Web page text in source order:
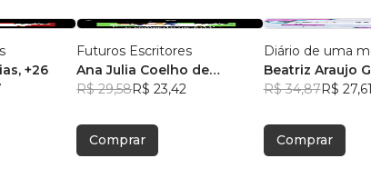
, +26
Futuros Escritores
Ana Julia Coelho de
Almeida, +7
R$ 29,58R$ 23,42
Comprar
Diário de uma
Beatriz Araujo
R$ 34,87R$ 27,61
Comprar